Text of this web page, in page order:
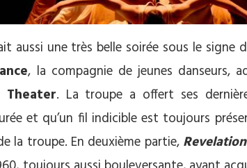
aussi une très belle soirée sous le signe
, la compagnie de jeunes danseurs,
Theater. La troupe a offert ses
et qu’un fil indicible est toujours
la troupe. En deuxième partie,